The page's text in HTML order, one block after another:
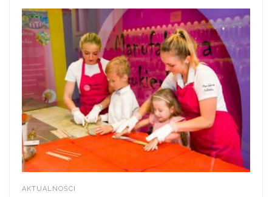
AKTUALNOŚCI